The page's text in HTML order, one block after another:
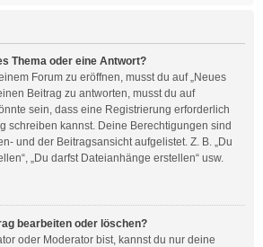
Thema oder eine Antwort?
Forum zu eröffnen, musst du auf „Neues
Beitrag zu antworten, musst du auf
sein, dass eine Registrierung erforderlich
schreiben kannst. Deine Berechtigungen sind
und der Beitragsansicht aufgelistet. Z. B. „Du
„Du darfst Dateianhänge erstellen“ usw.
bearbeiten oder löschen?
oder Moderator bist, kannst du nur deine